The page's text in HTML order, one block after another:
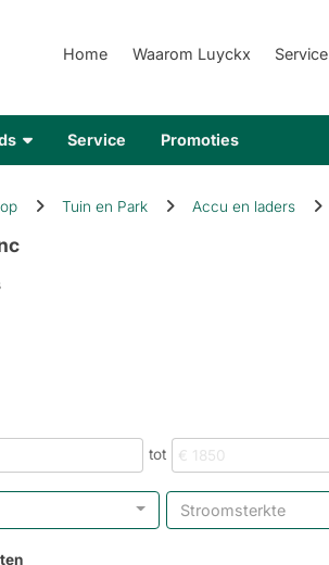
Home Waarom Luyckx Service
Service Promoties
Tuin en Park Accu en laders
tot
Stroomsterkte